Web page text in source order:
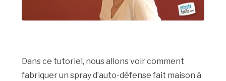
Dans ce tutoriel, nous allons voir comment
fabriquer un spray d’auto-défense fait maison à